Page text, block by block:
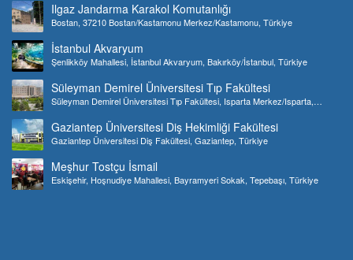
Ilgaz Jandarma Karakol Komutanlığı
Bostan, 37210 Bostan/Kastamonu Merkez/Kastamonu, Türkiye
İstanbul Akvaryum
Şenlikköy Mahallesi, İstanbul Akvaryum, Bakırköy/İstanbul, Türkiye
Süleyman Demirel Üniversitesi Tıp Fakültesi
Süleyman Demirel Üniversitesi Tıp Fakültesi, Isparta Merkez/Isparta,
Gaziantep Üniversitesi Diş Hekimliği Fakültesi
Gaziantep Üniversitesi Diş Fakültesi, Gaziantep, Türkiye
Meşhur Tostçu İsmail
Eskişehir, Hoşnudiye Mahallesi, Bayramyeri Sokak, Tepebaşı, Türkiye